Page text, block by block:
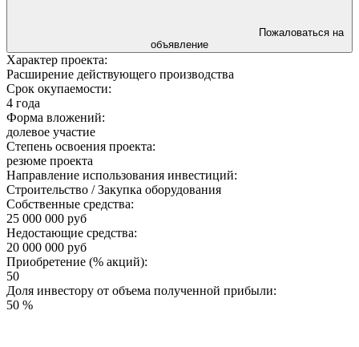
объявление
Характер проекта:
Расширение действующего производства
Срок окупаемости:
4 года
Форма вложений:
долевое участие
Степень освоения проекта:
резюме проекта
Направление использования инвестиций:
Строительство / Закупка оборудования
Собственные средства:
25 000 000 руб
Недостающие средства:
20 000 000 руб
Приобретение (% акций):
50
Доля инвестору от объема полученной прибыли:
50 %